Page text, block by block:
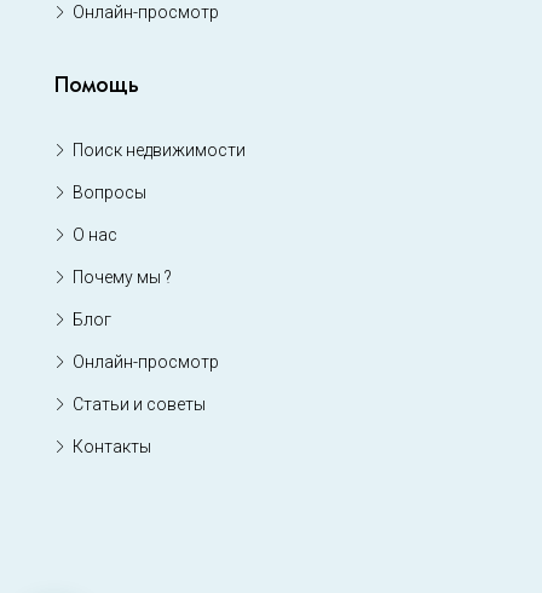
Онлайн-просмотр
Помощь
Поиск недвижимости
Вопросы
О нас
Почему мы ?
Блог
Онлайн-просмотр
Статьи и советы
Контакты